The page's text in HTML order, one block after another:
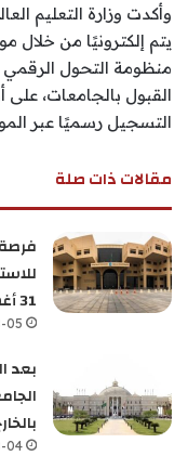
وأكدت وزارة التعليم
يتم إلكترونيًا من خلال
منظومة التحول الرقمي
القبول بالجامعات، على
التسجيل رسميًا عبر
مقالات ذات صلة
31 أغسطس
05
04